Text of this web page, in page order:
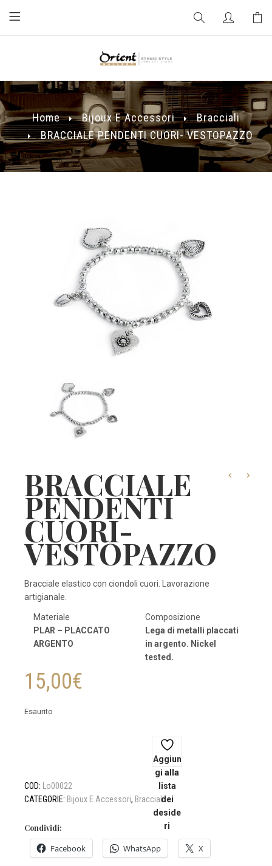
Home Bijoux E Accessori
Bracciali
BRACCIALE PENDENTI CUORI- VESTOPAZZO
BRACCIALE
PENDENTI
CUORI-
VESTOPAZZO
Bracciale elastico con ciondoli cuori. Lavorazione
artigianale.
Materiale
PLAR – PLACCATO
ARGENTO
Composizione
Lega di metalli placcati
in argento. Nickel
tested.
15,00€
Esaurito
Aggiun
gi alla
lista
dei
deside
ri
COD: Lo00022
CATEGORIE: Bijoux E Accessori, Bracciali
Condividi:
Facebook WhatsApp X